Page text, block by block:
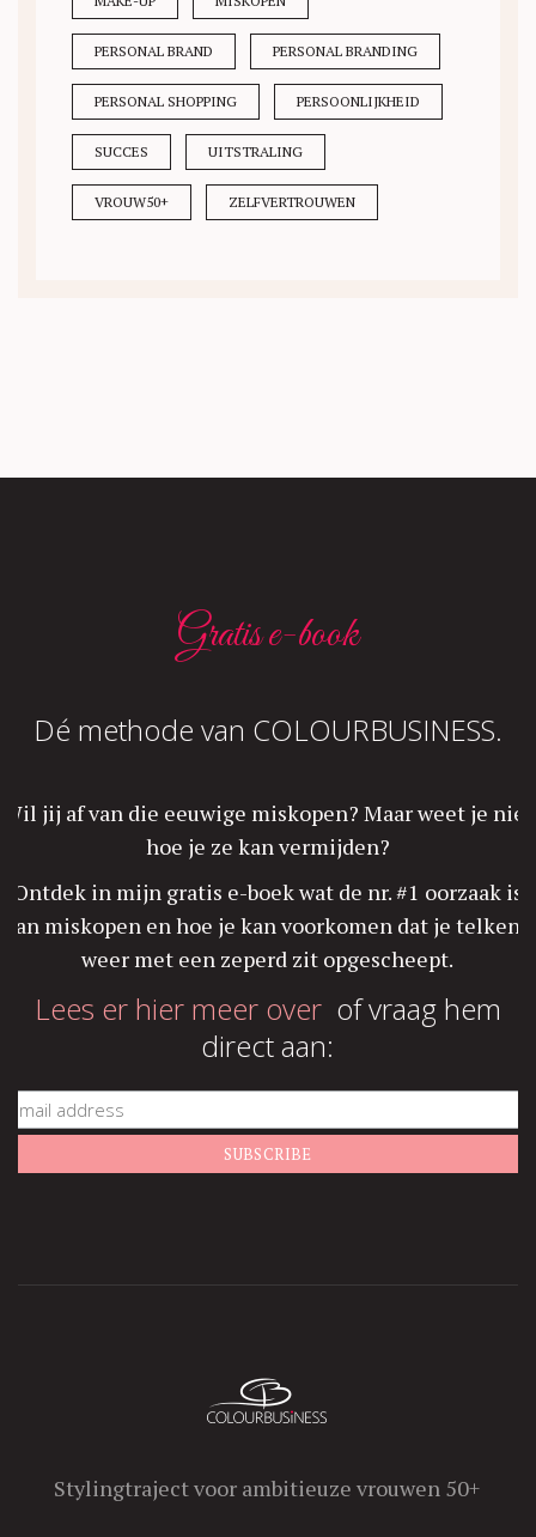
PERSONAL BRAND PERSONAL BRANDING
PERSONAL SHOPPING PERSOONLIJKHEID
SUCCES UITSTRALING
VROUW50+ ZELFVERTROUWEN
Gratis e-book
Dé methode van COLOURBUSINESS.
Wil jij af van die eeuwige miskopen? Maar weet je niet
hoe je ze kan vermijden?
Ontdek in mijn gratis e-boek wat de nr. #1 oorzaak is
van miskopen en hoe je kan voorkomen dat je telkens
weer met een zeperd zit opgescheept.
Lees er hier meer over of vraag hem
direct aan:
Stylingtraject voor ambitieuze vrouwen 50+